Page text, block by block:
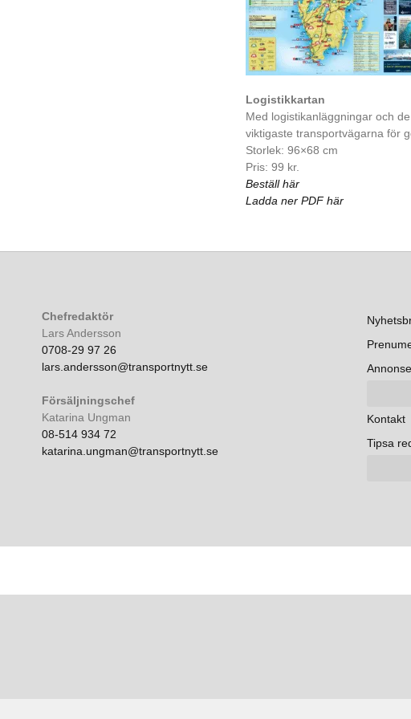
Logistikkartan
Med logistikanläggningar och de
viktigaste transportvägarna för
Storlek: 96×68 cm
Pris: 99 kr.
Beställ här
Ladda ner PDF här
Chefredaktör
Lars Andersson
0708-29 97 26
lars.andersson@transportnytt.se
Försäljningschef
Katarina Ungman
08-514 934 72
katarina.ungman@transportnytt.se
Kontakt
Tipsa